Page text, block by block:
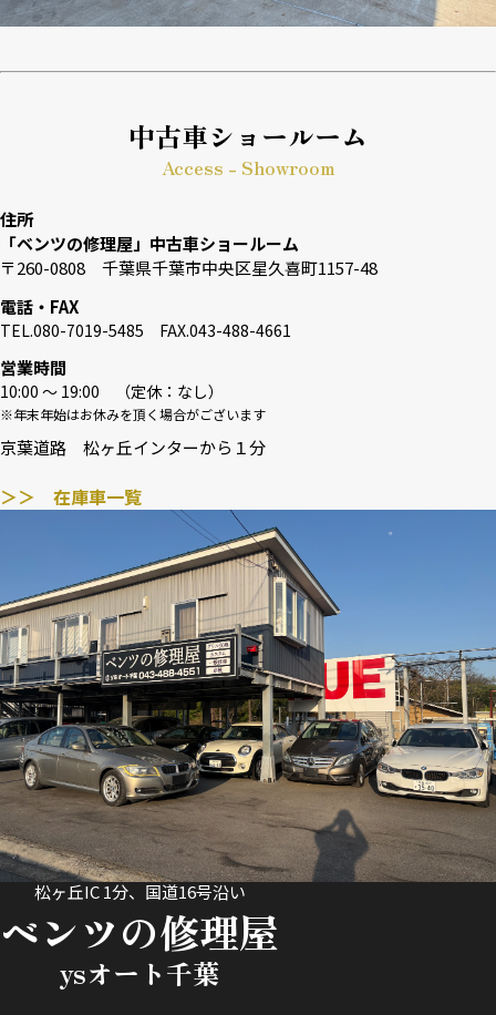
中古車ショールーム
Access - Showroom
住所
「ベンツの修理屋」中古車ショールーム
〒260-0808 千葉県千葉市中央区星久喜町1157-48
電話・FAX
TEL.080-7019-5485 FAX.043-488-4661
営業時間
10:00 〜 19:00 （定休：なし）
※年末年始はお休みを頂く場合がございます
京葉道路 松ヶ丘インターから１分
＞＞ 在庫車一覧
松ヶ丘IC 1分、国道16号沿い
ベンツの修理屋
ysオート千葉